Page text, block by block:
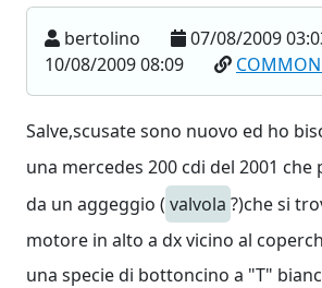
bertolino
07/08/2009
10/08/2009 08:09
Salve,scusate sono nuovo ed ho
una mercedes 200 cdi del 2001 che
da un aggeggio ( valvola ?)che si
motore in alto a dx vicino al
una specie di bottoncino a "T"